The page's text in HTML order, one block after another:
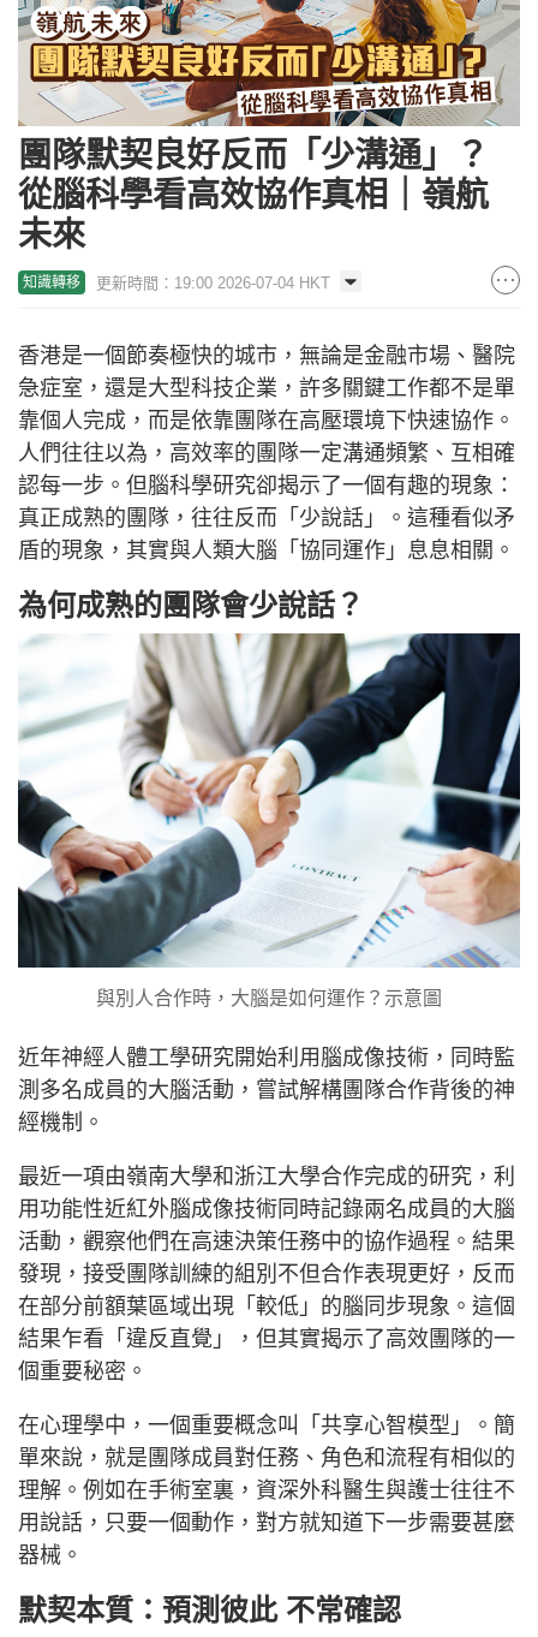
團隊默契良好反而「少溝通」？
從腦科學看高效協作真相｜嶺航
未來
知識轉移 更新時間：19:00 2026-07-04 HKT
香港是一個節奏極快的城市，無論是金融市場、醫院
急症室，還是大型科技企業，許多關鍵工作都不是單
靠個人完成，而是依靠團隊在高壓環境下快速協作。
人們往往以為，高效率的團隊一定溝通頻繁、互相確
認每一步。但腦科學研究卻揭示了一個有趣的現象：
真正成熟的團隊，往往反而「少說話」。這種看似矛
盾的現象，其實與人類大腦「協同運作」息息相關。
為何成熟的團隊會少說話？
與別人合作時，大腦是如何運作？示意圖
近年神經人體工學研究開始利用腦成像技術，同時監
測多名成員的大腦活動，嘗試解構團隊合作背後的神
經機制。
最近一項由嶺南大學和浙江大學合作完成的研究，利
用功能性近紅外腦成像技術同時記錄兩名成員的大腦
活動，觀察他們在高速決策任務中的協作過程。結果
發現，接受團隊訓練的組別不但合作表現更好，反而
在部分前額葉區域出現「較低」的腦同步現象。這個
結果乍看「違反直覺」，但其實揭示了高效團隊的一
個重要秘密。
在心理學中，一個重要概念叫「共享心智模型」。簡
單來說，就是團隊成員對任務、角色和流程有相似的
理解。例如在手術室裏，資深外科醫生與護士往往不
用說話，只要一個動作，對方就知道下一步需要甚麼
器械。
默契本質：預測彼此 不常確認